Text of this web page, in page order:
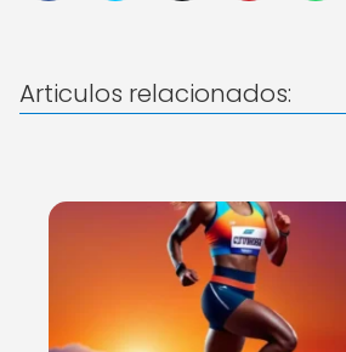
Articulos relacionados: